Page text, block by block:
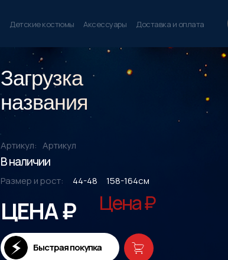
Доставка и оплата
Аксессуары
Детские костюмы
ЦЕНА ₽
Загрузка
названия
В наличии
Артикул
Артикул:
Размер и рост: 44-48 158-164см
Быстрая покупка
Цена ₽